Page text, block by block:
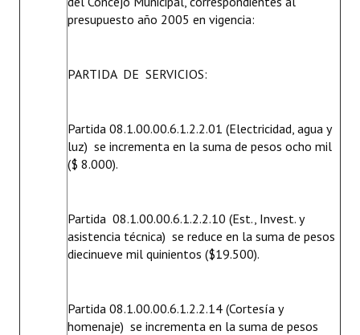
Huéspedes de Honor - Registro
Reconocimientos - Registro
Entrega de distinciones
presupuesto año 2005 en vigencia:
PARTIDA DE SERVICIOS:
Partida 08.1.00.00.6.1.2.2.01 (Electricidad, agua y
luz)  se incrementa en la suma de pesos ocho mil
($ 8.000).
Partida 08.1.00.00.6.1.2.2.10 (Est., Invest. y
asistencia técnica)  se reduce en la suma de pesos
diecinueve mil quinientos ($19.500).
Partida 08.1.00.00.6.1.2.2.14 (Cortesía y
homenaje)  se incrementa en la suma de pesos